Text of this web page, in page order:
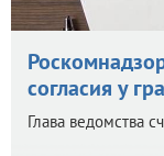
согласия у
Глава ведомства